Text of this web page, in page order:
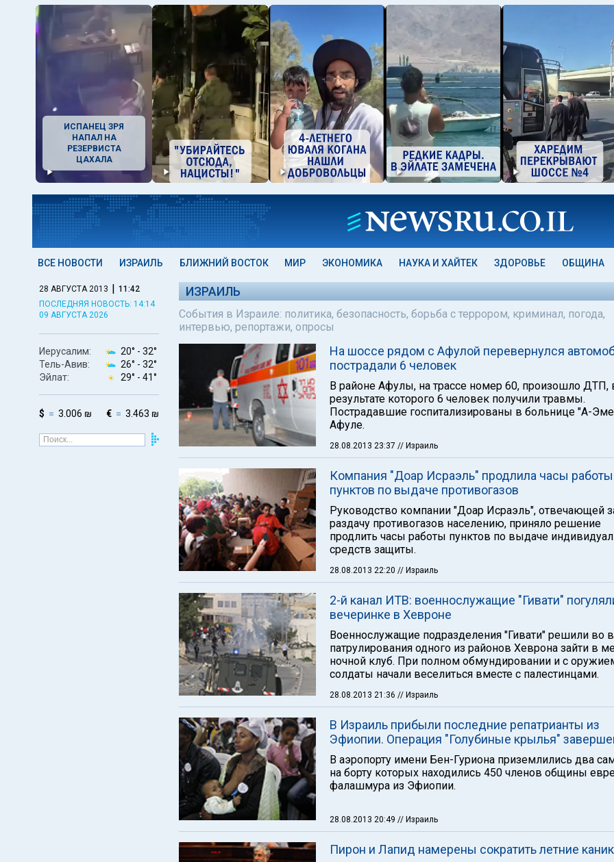
ИСПАНЕЦ ЗРЯ
НАПАЛ НА
РЕЗЕРВИСТА
ЦАХАЛА
ВСЕ НОВОСТИ ИЗРАИЛЬ БЛИЖНИЙ ВОСТОК МИР ЭКОНОМИКА НАУКА И ХАЙТЕК ЗДОРОВЬЕ ОБЩИНА
28 АВГУСТА 2013 | 11:42
ПОСЛЕДНЯЯ НОВОСТЬ: 14:14
09 АВГУСТА 2026
Иерусалим: 20° - 32°
Тель-Авив:
26° - 32°
Эйлат:
29° - 41°
$ 3.006 ₪ € 3.463 ₪
ИЗРАИЛЬ
События в Израиле: политика, безопасность, борьба с террором, криминал, погода,
интервью, репортажи, опросы
На шоссе рядом с Афулой перевернулся
пострадали 6 человек
В районе Афулы, на трассе номер 60, произошло ДТП,
результате которого 6 человек получили травмы.
Пострадавшие госпитализированы в больнице "А-
Афуле.
28.08.2013 23:37 // Израиль
Компания "Доар Исраэль" продлила часы работы
пунктов по выдаче противогазов
Руководство компании "Доар Исраэль", отвечающей
раздачу противогазов населению, приняло решение
продлить часы работы пунктов по выдаче
средств защиты.
28.08.2013 22:20 // Израиль
2-й канал ИТВ: военнослужащие "Гивати"
вечеринке в Хевроне
Военнослужащие подразделения "Гивати" решили во
патрулирования одного из районов Хеврона зайти в
ночной клуб. При полном обмундировании и с
солдаты начали веселиться вместе с палестинцами.
28.08.2013 21:36 // Израиль
В Израиль прибыли последние репатрианты из
Эфиопии. Операция "Голубиные крылья"
В аэропорту имени Бен-Гуриона приземлились два
на борту которых находились 450 членов общины
фалашмура из Эфиопии.
28.08.2013 20:49 // Израиль
Пирон и Лапид намерены сократить летние